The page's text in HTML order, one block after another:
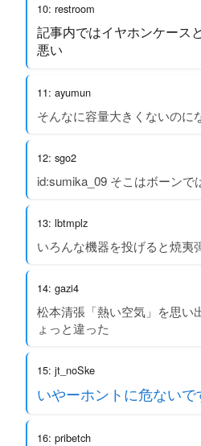
10: restroom
記事内ではイヤホンケース
悪い
11: ayumun
そんなに容量大きくないのに
12: sgo2
id:sumika_09 そこはボーンで
13: lbtmplz
いろんな機器を投げると焼夷
14: gazi4
松本清張「熱い空気」を思い
ょっと違った
15: jt_noSke
いやーホントに危ないで
16: pribetch